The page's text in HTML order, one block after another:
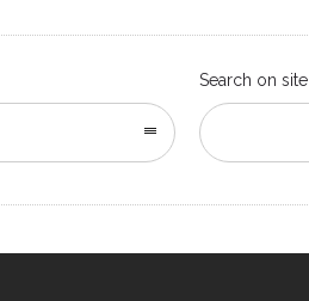
Search on site